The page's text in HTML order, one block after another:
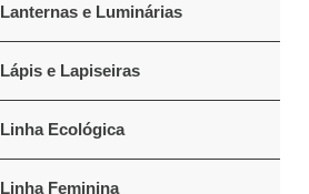
Lanternas e Luminárias
Lápis e Lapiseiras
Linha Ecológica
Linha Feminina